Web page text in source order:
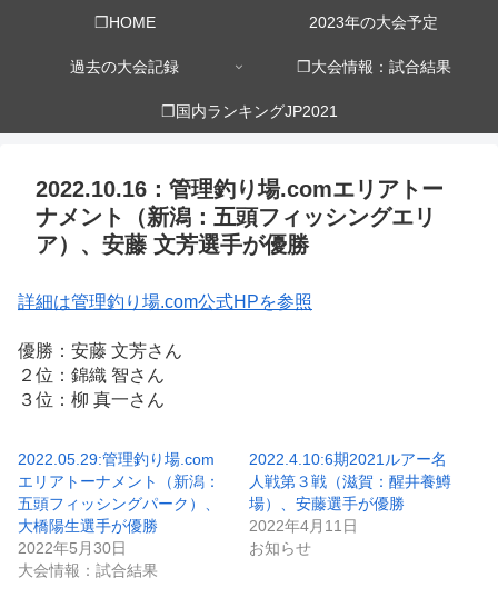
❒HOME 2023年の大会予定
過去の大会記録 ❒大会情報：試合結果
❒国内ランキングJP2021
2022.10.16：管理釣り場.comエリアトー
ナメント（新潟：五頭フィッシングエリ
ア）、安藤 文芳選手が優勝
詳細は管理釣り場.com公式HPを参照
優勝：安藤 文芳さん
２位：錦織 智さん
３位：柳 真一さん
2022.05.29:管理釣り場.com
エリアトーナメント（新潟：
五頭フィッシングパーク）、
大橋陽生選手が優勝
2022年5月30日
大会情報：試合結果
2022.4.10:6期2021ルアー名
人戦第３戦（滋賀：醒井養鱒
場）、安藤選手が優勝
2022年4月11日
お知らせ